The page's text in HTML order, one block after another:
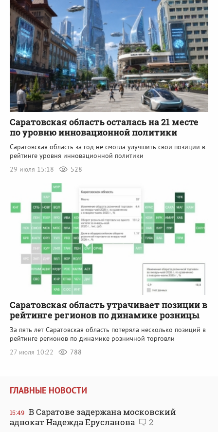
Саратовская область осталась на 21 месте
по уровню инновационной политики
Саратовская область за год не смогла улучшить свои позиции в
рейтинге уровня инновационной политики
29 июля 15:18
528
Саратовская область утрачивает позиции в
рейтинге регионов по динамике розницы
За пять лет Саратовская область потеряла несколько позиций в
рейтинге регионов по динамике розничной торговли
27 июля 10:22
788
ГЛАВНЫЕ НОВОСТИ
15:49 В Саратове задержана московский
адвокат Надежда Ерусланова
2